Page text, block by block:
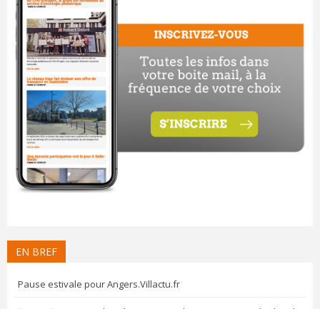
EN BREF
Pause estivale pour Angers.Villactu.fr